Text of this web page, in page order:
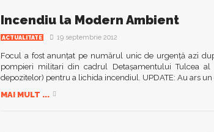
Incendiu la Modern Ambient
ACTUALITATE 19 septembrie 2012
Focul a fost anunţat pe numărul unic de urgenţă azi
pompieri militari din cadrul Detaşamentului Tulcea
depozitelor) pentru a lichida incendiul. UPDATE: Au ars
MAI MULT ...